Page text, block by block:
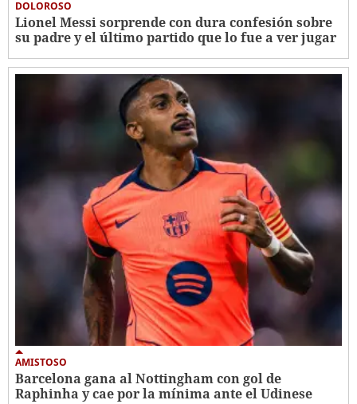
DOLOROSO
Lionel Messi sorprende con dura confesión sobre
su padre y el último partido que lo fue a ver jugar
AMISTOSO
Barcelona gana al Nottingham con gol de
Raphinha y cae por la mínima ante el Udinese